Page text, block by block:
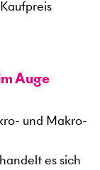
Auge
und Makro-
es sich